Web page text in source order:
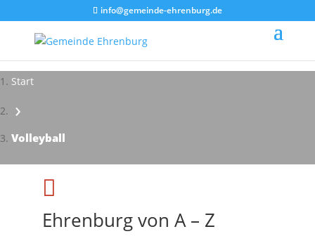
info@gemeinde-ehrenburg.de
Start
›
Volleyball
Impressionen - Mareike Kranz

Ehrenburg von A – Z